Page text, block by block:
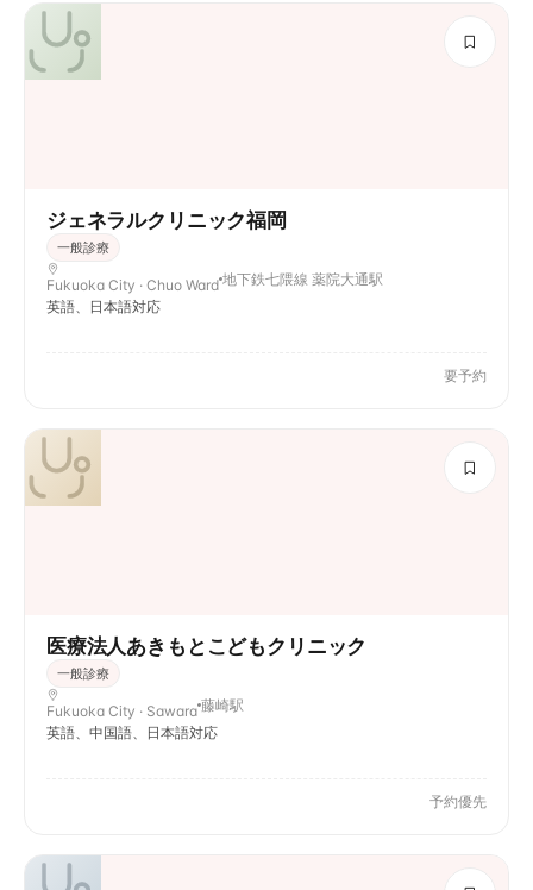
ジェネラルクリニック福岡
一般診療
Fukuoka City · Chuo Ward 地下鉄七隈線 薬院大通駅
英語、日本語対応
要予約
医療法人あきもとこどもクリニック
一般診療
Fukuoka City · Sawara 藤崎駅
英語、中国語、日本語対応
予約優先